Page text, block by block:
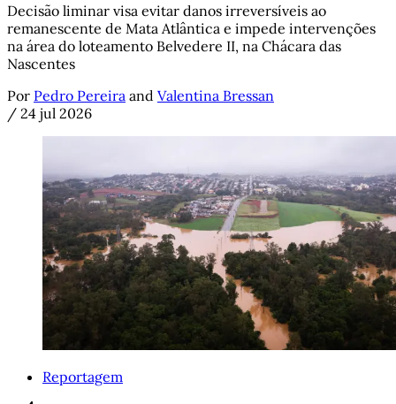
Decisão liminar visa evitar danos irreversíveis ao
remanescente de Mata Atlântica e impede intervenções
na área do loteamento Belvedere II, na Chácara das
Nascentes
Por Pedro Pereira and Valentina Bressan
/ 24 jul 2026
Reportagem